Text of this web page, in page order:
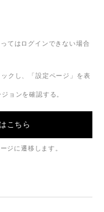
てはログインできない場合
クし、「設定ページ」を表
ョンを確認する。
こちら
ジに遷移します。